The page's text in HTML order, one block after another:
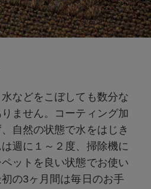
などをこぼしても数分な
ません。コーティング加
自然の状態で水をはじき
週に１～２度、掃除機に
ットを良い状態でお使い
の3ヶ月間は毎日のお手